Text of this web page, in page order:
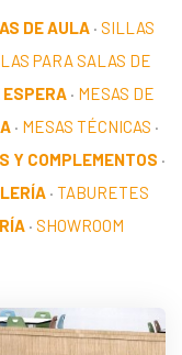
DE AULA · SILLAS
PARA SALAS DE
· MESAS DE
· MESAS TÉCNICAS ·
Y COMPLEMENTOS ·
· TABURETES
· SHOWROOM